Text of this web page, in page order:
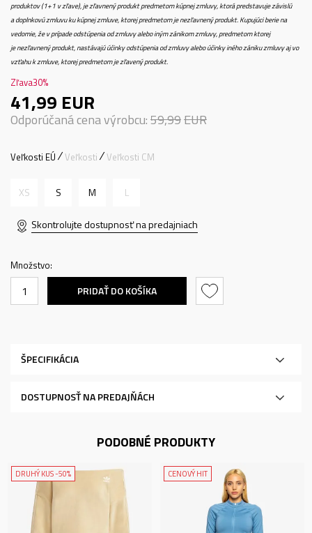
produktov (1+1 v zľave), je zľavnený produkt predmetom kúpnej zmluvy, ktorá predstavuje závislú
a doplnkovú zmluvu ku kúpnej zmluve, ktorej predmetom je nezľavnený produkt. Kupujúci berie na
vedomie, že v prípade odstúpenia od zmluvy alebo iným zánikom zmluvy, predmetom ktorej
je nezľavnený produkt, nastávajú účinky odstúpenia od zmluvy alebo účinky iného zániku zmluvy aj vo
vzťahu k zmluve, ktorej predmetom je zľavený produkt.
Zľava30%
41,99 EUR
Odporúčaná cena výrobcu:59,99EUR
Veľkosti EÚ Veľkosti Veľkosti CM
XS S M L
Skontrolujte dostupnosť na predajniach
Množstvo:
PRIDAŤ DO KOŠÍKA
ŠPECIFIKÁCIA
DOSTUPNOSŤ NA PREDAJŇÁCH
PODOBNÉ PRODUKTY
DRUHÝ KUS -50% CENOVÝ HIT